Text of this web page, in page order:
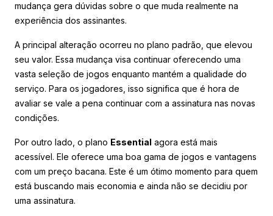
mudança gera dúvidas sobre o que muda realmente na
experiência dos assinantes.
A principal alteração ocorreu no plano padrão, que elevou
seu valor. Essa mudança visa continuar oferecendo uma
vasta seleção de jogos enquanto mantém a qualidade do
serviço. Para os jogadores, isso significa que é hora de
avaliar se vale a pena continuar com a assinatura nas novas
condições.
Por outro lado, o plano Essential agora está mais
acessível. Ele oferece uma boa gama de jogos e vantagens
com um preço bacana. Este é um ótimo momento para quem
está buscando mais economia e ainda não se decidiu por
uma assinatura.